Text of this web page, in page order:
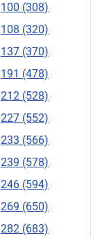
100 (308)
108 (320)
137 (370)
191 (478)
212 (528)
227 (552)
233 (566)
239 (578)
246 (594)
269 (650)
282 (683)